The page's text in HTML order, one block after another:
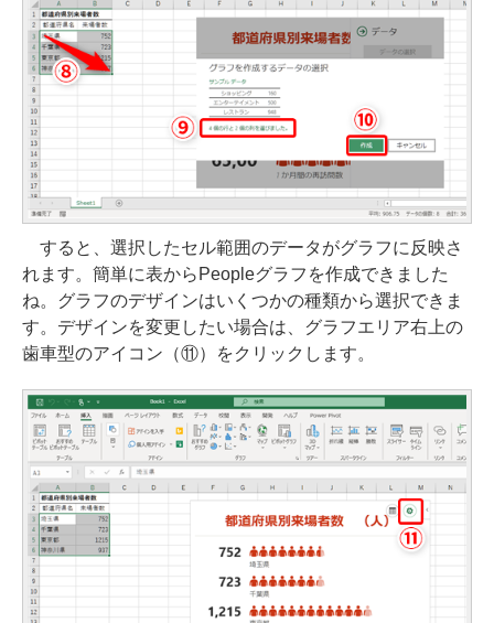
すると、選択したセル範囲のデータがグラフに反映さ
れます。簡単に表からPeopleグラフを作成できました
ね。グラフのデザインはいくつかの種類から選択できま
す。デザインを変更したい場合は、グラフエリア右上の
歯車型のアイコン（⑪）をクリックします。